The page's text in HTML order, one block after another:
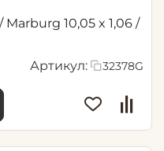
Артикул: 32378G